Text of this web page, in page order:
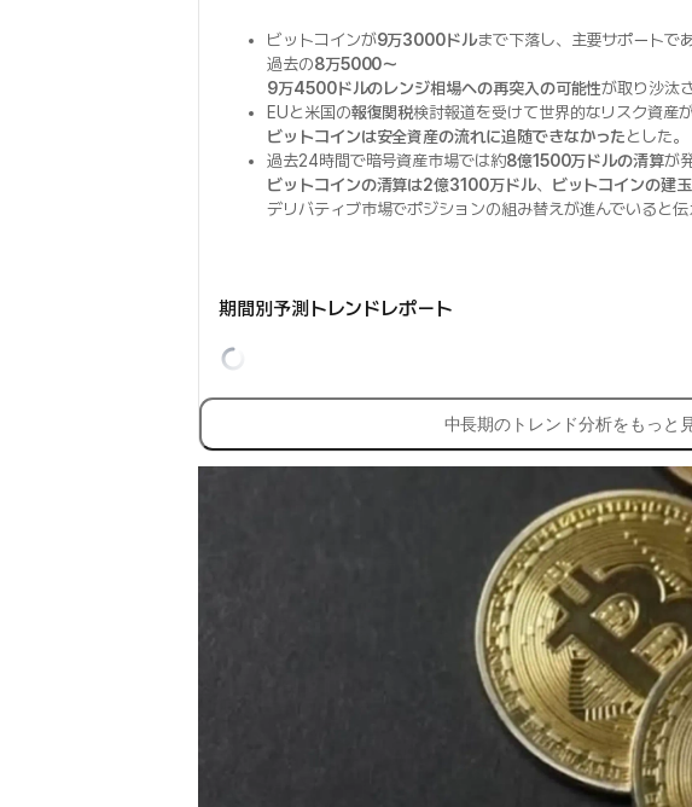
ビットコインが9万3000ドルまで下落し、主要サポートで
過去の8万5000〜
9万4500ドルのレンジ相場への再突入の可能性が取り沙汰
EUと米国の報復関税検討報道を受けて世界的なリスク資産
ビットコインは安全資産の流れに追随できなかったとした。
過去24時間で暗号資産市場では約8億1500万ドルの清算が
ビットコインの清算は2億3100万ドル、 ビットコインの建
デリバティブ市場でポジションの組み替えが進んでいると伝
期間別予測トレンドレポート
中長期のトレンド分析をもっと